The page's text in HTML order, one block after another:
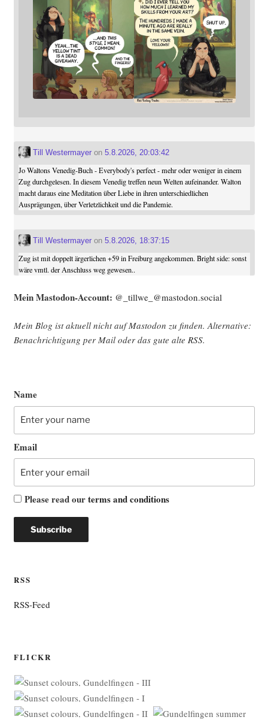
Till Westermayeron 5.8.2026, 20:03:42
Jo Waltons Venedig-Buch - Everybody's perfect - mehr oder weniger in einem
Zug durchgelesen. In diesem Venedig treffen neun Welten aufeinander. Walton
macht daraus eine Meditation über Liebe in ihren unterschiedlichen
Ausprägungen, über Verletzlichkeit und die Pandemie.
Till Westermayeron 5.8.2026, 18:37:15
Zug ist mit doppelt ärgerlichen +59 in Freiburg angekommen. Bright side: sonst
wäre vmtl. der Anschluss weg gewesen..
Mein Mast­o­don-Account: @_tillwe_@mastodon.social
Mein Blog ist aktu­ell nicht auf Mast­o­don zu fin­den. Alter­na­ti­ve:
Benach­rich­ti­gung per Mail oder das gute alte RSS.
Name
Email
Please read ourterms and conditions
RSS
RSS-Feed
FLICKR